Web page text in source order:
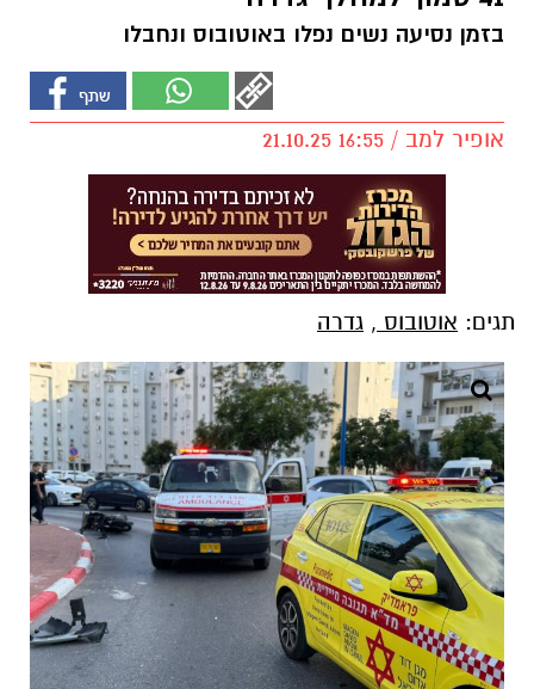
בזמן נסיעה נשים נפלו באוטובוס ונחבלו
אופיר למב / 16:55 21.10.25
תגים: אוטובוס , גדרה